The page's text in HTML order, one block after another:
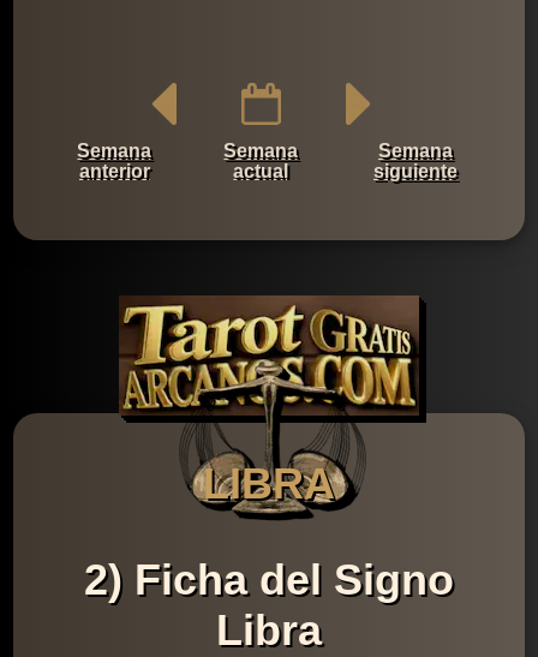
Semana
anterior
Semana
actual
Semana
siguiente
LIBRA
2) Ficha del Signo
Libra